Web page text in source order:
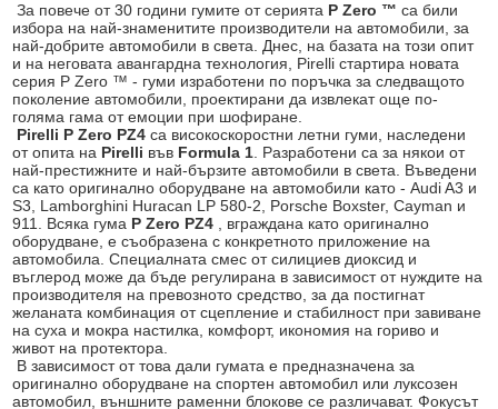
За повече от 30 години гумите от серията P Zero ™ са били
избора на най-знаменитите производители на автомобили, за
най-добрите автомобили в света. Днес, на базата на този опит
и на неговата авангардна технология, Pirelli стартира новата
серия P Zero ™ - гуми изработени по поръчка за следващото
поколение автомобили, проектирани да извлекат още по-
голяма гама от емоции при шофиране.
Pirelli P Zero PZ4 са високоскоростни летни гуми, наследени
от опита на Pirelli във Formula 1. Разработени са за някои от
най-престижните и най-бързите автомобили в света. Въведени
са като оригинално оборудване на автомобили като - Audi A3 и
S3, Lamborghini Huracan LP 580-2, Porsche Boxster, Cayman и
911. Всяка гума P Zero PZ4 , вграждана като оригинално
оборудване, е съобразена с конкретното приложение на
автомобила. Специалната смес от силициев диоксид и
въглерод може да бъде регулирана в зависимост от нуждите на
производителя на превозното средство, за да постигнат
желаната комбинация от сцепление и стабилност при завиване
на суха и мокра настилка, комфорт, икономия на гориво и
живот на протектора.
В зависимост от това дали гумата е предназначена за
оригинално оборудване на спортен автомобил или луксозен
автомобил, външните раменни блокове се различават. Фокусът